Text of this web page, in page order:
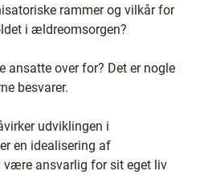
rammer og vilkår for
i ældreomsorgen?
ansatte over for? Det er nogle
besvarer.
udviklingen i
en idealisering af
være ansvarlig for sit eget liv